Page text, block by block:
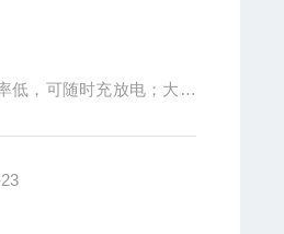
低，可随时充放电；大功